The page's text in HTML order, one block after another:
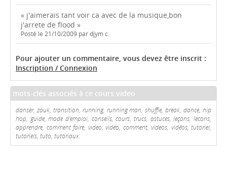
« j'aimerais tant voir ca avec de la musique,bon
j'arrete de flood »
Posté le 21/10/2009 par djym c.
Pour ajouter un commentaire, vous devez être inscrit :
Inscription / Connexion
mots-clés associés à ce cours video
danser, zouk, transition, running, running man, shuffle, break, dance, hip
hop, guide, mode d'emploi, conseils, cours, trucs, astuces, leçons, lecons,
apprendre, comment faire, video, vidéo, comment, videos, vidéos, tutoriel,
tutoriels, tuto, tutoriaux.